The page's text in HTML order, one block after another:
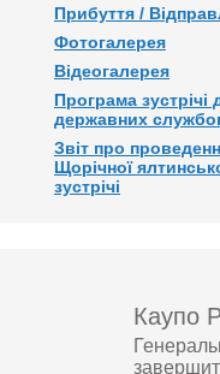
Прибуття /
Фотогалерея
Відеогалерея
Програма зустрічі
державних
Звіт про
Щорічної
зустрічі
Каупо